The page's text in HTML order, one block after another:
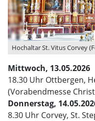
Hochaltar St. Vitus Corvey
Mittwoch, 13.05.2026
18.30 Uhr Ottbergen,
(Vorabendmesse
Donnerstag,
8.30 Uhr Corvey, St.